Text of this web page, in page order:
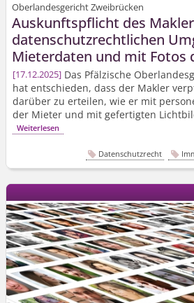
Oberlandesgericht Zweibrücken
Auskunftspflicht des
datenschutz­rechtlichen
Mieterdaten und mit Fotos
17.12.2025 Das Pfälzische
hat entschieden, dass der Makler
darüber zu erteilen, wie er mit
der Mieter und mit gefertigten
Weiterlesen
Datenschutzrecht